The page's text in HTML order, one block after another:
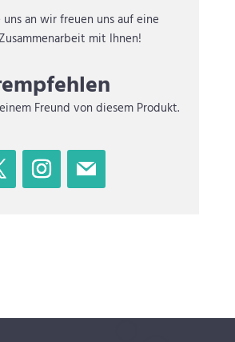
uns an wir freuen uns auf eine
mit Ihnen!
Freund von diesem Produkt.